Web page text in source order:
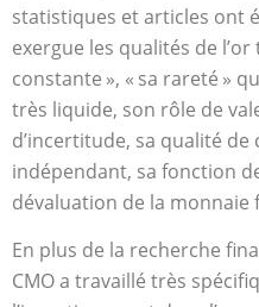
statistiques et articles ont
exergue les qualités de
constante », « sa rareté »
très liquide, son rôle de
d’incertitude, sa qualité
indépendant, sa fonction
dévaluation de la monnaie
En plus de la recherche
CMO a travaillé très